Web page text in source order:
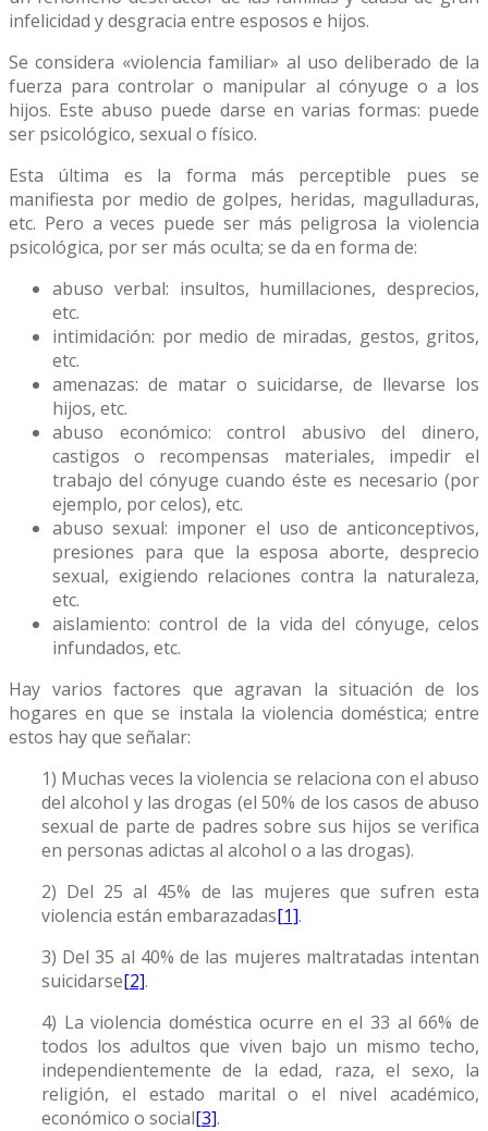
infelicidad y desgracia entre esposos e hijos.
Se considera «violencia familiar» al uso deliberado de la
fuerza para controlar o manipular al cónyuge o a los
hijos. Este abuso puede darse en varias formas: puede
ser psicológico, sexual o físico.
Esta última es la forma más perceptible pues se
manifiesta por medio de golpes, heridas, magulladuras,
etc. Pero a veces puede ser más peligrosa la violencia
psicológica, por ser más oculta; se da en forma de:
abuso verbal: insultos, humillaciones, desprecios,
etc.
intimidación: por medio de miradas, gestos, gritos,
etc.
amenazas: de matar o suicidarse, de llevarse los
hijos, etc.
abuso económico: control abusivo del dinero,
castigos o recompensas materiales, impedir el
trabajo del cónyuge cuando éste es necesario (por
ejemplo, por celos), etc.
abuso sexual: imponer el uso de anticonceptivos,
presiones para que la esposa aborte, desprecio
sexual, exigiendo relaciones contra la naturaleza,
etc.
aislamiento: control de la vida del cónyuge, celos
infundados, etc.
Hay varios factores que agravan la situación de los
hogares en que se instala la violencia doméstica; entre
estos hay que señalar:
1) Muchas veces la violencia se relaciona con el abuso
del alcohol y las drogas (el 50% de los casos de abuso
sexual de parte de padres sobre sus hijos se verifica
en personas adictas al alcohol o a las drogas).
2) Del 25 al 45% de las mujeres que sufren esta
violencia están embarazadas[1].
3) Del 35 al 40% de las mujeres maltratadas intentan
suicidarse[2].
4) La violencia doméstica ocurre en el 33 al 66% de
todos los adultos que viven bajo un mismo techo,
independientemente de la edad, raza, el sexo, la
religión, el estado marital o el nivel académico,
económico o social[3].